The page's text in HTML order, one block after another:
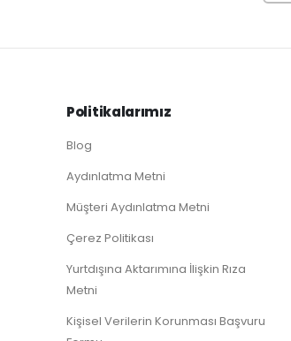
Politikalarımız
Blog
Aydınlatma Metni
Müşteri Aydınlatma Metni
Çerez Politikası
Yurtdışına Aktarımına İlişkin Rıza
Metni
Kişisel Verilerin Korunması Başvuru